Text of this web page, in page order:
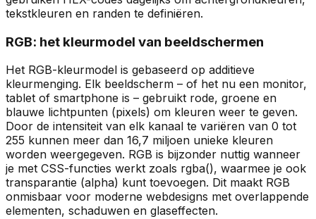
tekstkleuren en randen te definiëren.
RGB: het kleurmodel van beeldschermen
Het RGB-kleurmodel is gebaseerd op additieve
kleurmenging. Elk beeldscherm – of het nu een monitor,
tablet of smartphone is – gebruikt rode, groene en
blauwe lichtpunten (pixels) om kleuren weer te geven.
Door de intensiteit van elk kanaal te variëren van 0 tot
255 kunnen meer dan 16,7 miljoen unieke kleuren
worden weergegeven. RGB is bijzonder nuttig wanneer
je met CSS-functies werkt zoals rgba(), waarmee je ook
transparantie (alpha) kunt toevoegen. Dit maakt RGB
onmisbaar voor moderne webdesigns met overlappende
elementen, schaduwen en glaseffecten.